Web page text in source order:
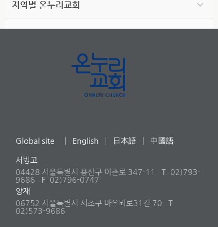
지역별 온누리교회
Global site English 日本語 中國語
서빙고
04428 서울특별시 용산구 이촌로 347-11
T 02)793-
9686
F 02)796-0747
양재
06752 서울특별시 서초구 바우뫼로31길 70
T
02)573-9686